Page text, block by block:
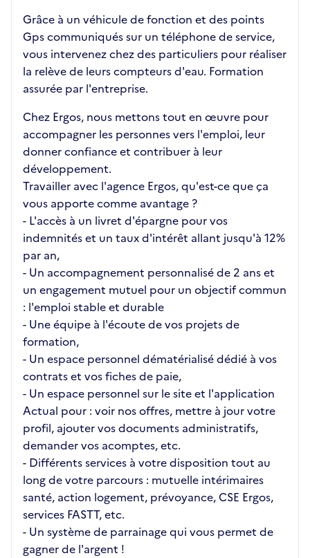
Grâce à un véhicule de fonction et des points
Gps communiqués sur un téléphone de service,
vous intervenez chez des particuliers pour réaliser
la relève de leurs compteurs d'eau. Formation
assurée par l'entreprise.
Chez Ergos, nous mettons tout en œuvre pour
accompagner les personnes vers l'emploi, leur
donner confiance et contribuer à leur
développement.
Travailler avec l'agence Ergos, qu'est-ce que ça
vous apporte comme avantage ?
- L'accès à un livret d'épargne pour vos
indemnités et un taux d'intérêt allant jusqu'à 12%
par an,
- Un accompagnement personnalisé de 2 ans et
un engagement mutuel pour un objectif commun
: l'emploi stable et durable
- Une équipe à l'écoute de vos projets de
formation,
- Un espace personnel dématérialisé dédié à vos
contrats et vos fiches de paie,
- Un espace personnel sur le site et l'application
Actual pour : voir nos offres, mettre à jour votre
profil, ajouter vos documents administratifs,
demander vos acomptes, etc.
- Différents services à votre disposition tout au
long de votre parcours : mutuelle intérimaires
santé, action logement, prévoyance, CSE Ergos,
services FASTT, etc.
- Un système de parrainage qui vous permet de
gagner de l'argent !